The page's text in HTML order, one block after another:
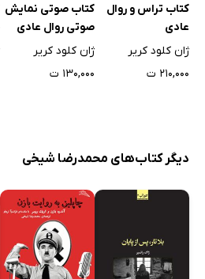
روبان سفید / 2009
گَرل ها
بر دروازه ی ابدیت / 2018
بووار و پکوشه
نتیجه گیری
کتاب تراس و روال
عادی
ژان کلود کریر
۲۱۰,۰۰۰ ت
کتاب صوتی نمایش
صوتی روال عادی
ژان کلود کریر
۱۳۰,۰۰۰ ت
دیگر کتاب‌های محمدرضا شیخی